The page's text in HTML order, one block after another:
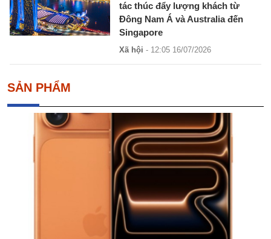
tác thúc đẩy lượng khách từ
Đông Nam Á và Australia đến
Singapore
Xã hội - 12:05 16/07/2026
SẢN PHẨM